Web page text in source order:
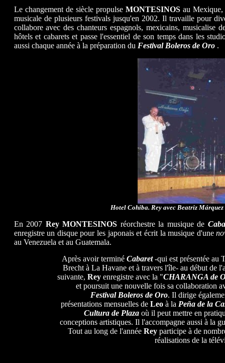
Le changement de siècle propulse MONTESINOS au Mexique,
musicale de plusieurs festivals jusqu'en 2002. Il travaille pour
collabore avec des chanteurs espagnols, mexicains, musicalise
hôtels et cabarets et passe l'essentiel de son temps dans les
aussi chaque année à la préparation du Festival Boleros de Oro .
Hotel Cohiba. Rey avec Beatriz
En 2007 Rey MONTESINOS réorchestre la musique de
enregistre un disque pour les japonais et écrit la musique d'une
au Venezuela et au Guatemala.
Après avoir terminé Cabaret-qui est présentée au
Brecht à La Havane et à travers l'île- au début de
suivante, Reyenregistre avec la "CHARANGA de
et poursuit une nouvelle fois sa collaboration
Festival Boleros de Oro. Il dirige
présentations mensuelles de Leoà la Peña de la
Cultura de Plazaoù il peut mettre en
conceptions artistiques. Il l'accompagne aussi à la
Tout au long de l'année Reyparticipe à de
réalisations de la